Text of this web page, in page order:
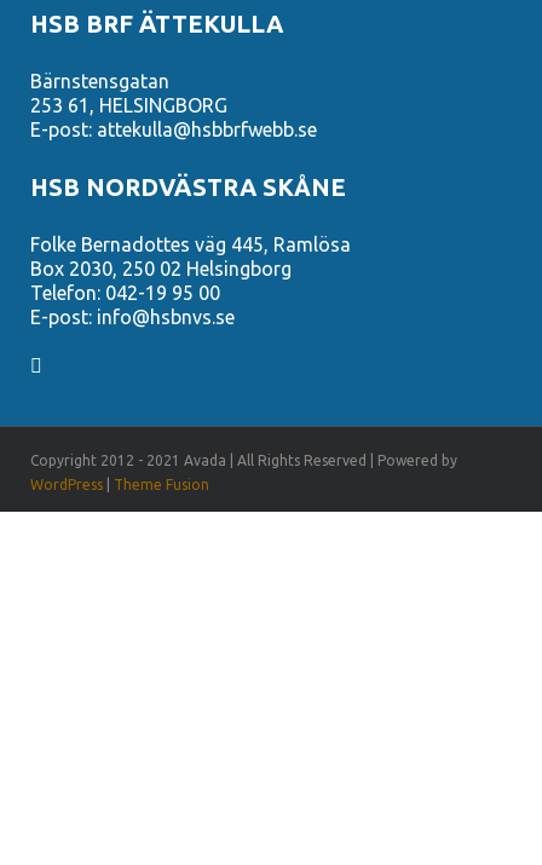
HSB BRF ÄTTEKULLA
Bärnstensgatan
253 61, HELSINGBORG
E-post: attekulla@hsbbrfwebb.se
HSB NORDVÄSTRA SKÅNE
Folke Bernadottes väg 445, Ramlösa
Box 2030, 250 02 Helsingborg
Telefon: 042-19 95 00
E-post: info@hsbnvs.se
Copyright 2012 - 2021 Avada | All Rights Reserved | Powered by
WordPress
Theme Fusion